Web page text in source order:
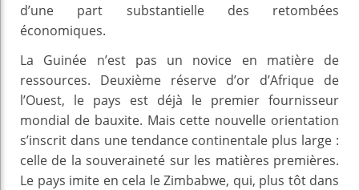
d’une part substantielle des retombées
économiques.
La Guinée n’est pas un novice en matière de
ressources. Deuxième réserve d’or d’Afrique de
l’Ouest, le pays est déjà le premier fournisseur
mondial de bauxite. Mais cette nouvelle orientation
s’inscrit dans une tendance continentale plus large :
celle de la souveraineté sur les matières premières.
Le pays imite en cela le Zimbabwe, qui, plus tôt dans